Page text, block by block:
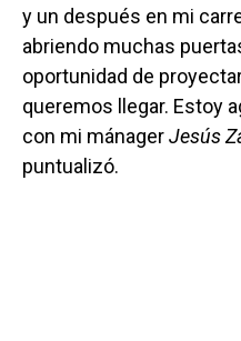
y un después en mi
abriendo muchas
oportunidad de
queremos llegar. Estoy
con mi mánagerJesús
puntualizó.